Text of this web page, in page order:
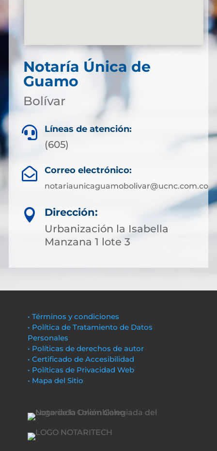
Notaría Única de
Guamo
Bolívar
 Líneas de atención:
(605)
 Correo electrónico:
notariaunicaguamobolivar@ucnc.com.co

Dirección:
Urbanización la Isabella
Manzana 1 lote 3
• Términos y condiciones
• Política de Tratamiento de Datos
Personales
• Políticas de derechos de autor
• Certificado de Accesibilidad
• Políticas de Privacidad Web
• Mapa del Sitio